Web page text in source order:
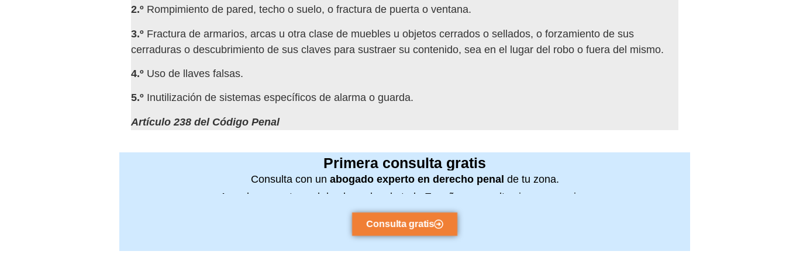
2.º Rompimiento de pared, techo o suelo, o fractura de puerta o ventana.
3.º Fractura de armarios, arcas u otra clase de muebles u objetos cerrados o sellados, o forzamiento de sus
cerraduras o descubrimiento de sus claves para sustraer su contenido, sea en el lugar del robo o fuera del mismo.
4.º Uso de llaves falsas.
5.º Inutilización de sistemas específicos de alarma o guarda.
Artículo 238 del Código Penal
Primera consulta gratis
Consulta con un abogado experto en derecho penal de tu zona.
Accede a nuestra red de abogados de toda España y consulta sin compromiso.
Consulta gratis